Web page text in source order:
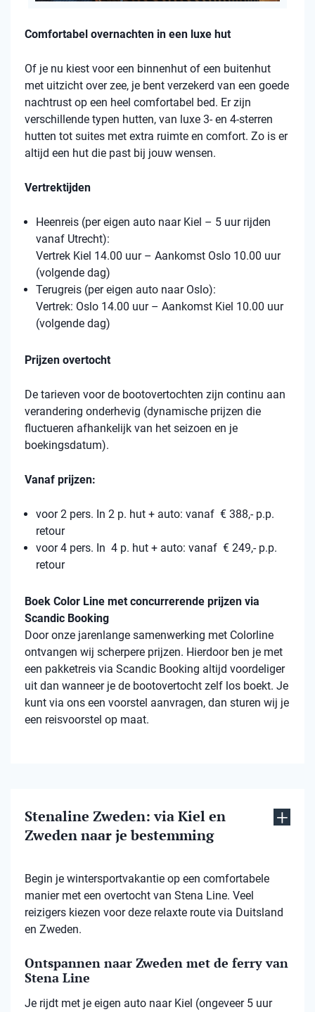
Comfortabel overnachten in een luxe hut
Of je nu kiest voor een binnenhut of een buitenhut
met uitzicht over zee, je bent verzekerd van een goede
nachtrust op een heel comfortabel bed. Er zijn
verschillende typen hutten, van luxe 3- en 4-sterren
hutten tot suites met extra ruimte en comfort. Zo is er
altijd een hut die past bij jouw wensen.
Vertrektijden
Heenreis (per eigen auto naar Kiel – 5 uur rijden
vanaf Utrecht):
Vertrek Kiel 14.00 uur – Aankomst Oslo 10.00 uur
(volgende dag)
Terugreis (per eigen auto naar Oslo):
Vertrek: Oslo 14.00 uur – Aankomst Kiel 10.00 uur
(volgende dag)
Prijzen overtocht
De tarieven voor de bootovertochten zijn continu aan
verandering onderhevig (dynamische prijzen die
fluctueren afhankelijk van het seizoen en je
boekingsdatum).
Vanaf prijzen:
voor 2 pers. In 2 p. hut + auto: vanaf € 388,- p.p.
retour
voor 4 pers. In 4 p. hut + auto: vanaf € 249,- p.p.
retour
Boek Color Line met concurrerende prijzen via
Scandic Booking
Door onze jarenlange samenwerking met Colorline
ontvangen wij scherpere prijzen. Hierdoor ben je met
een pakketreis via Scandic Booking altijd voordeliger
uit dan wanneer je de bootovertocht zelf los boekt. Je
kunt via ons een voorstel aanvragen, dan sturen wij je
een reisvoorstel op maat.
Stenaline Zweden: via Kiel en
Zweden naar je bestemming
Begin je wintersportvakantie op een comfortabele
manier met een overtocht van Stena Line. Veel
reizigers kiezen voor deze relaxte route via Duitsland
en Zweden.
Ontspannen naar Zweden met de ferry van
Stena Line
Je rijdt met je eigen auto naar Kiel (ongeveer 5 uur